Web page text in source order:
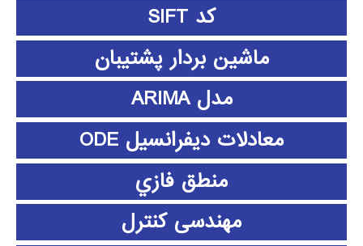
کد SIFT
ماشین بردار پشتیبان
مدل ARIMA
معادلات دیفرانسیل ODE
منطق فازي
مهندسی کنترل